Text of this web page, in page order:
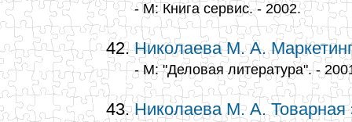
- М: Книга сервис. - 2002.
Николаева М. А.
- М: "Деловая литература". -
Николаева М. А. Товарная